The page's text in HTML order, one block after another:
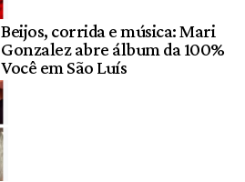
Beijos, corrida e música: Mari
Gonzalez abre álbum da 100%
Você em São Luís